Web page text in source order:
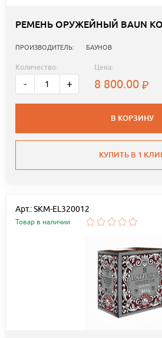
РЕМЕНЬ ОРУЖЕЙНЫЙ BAUN
ПРОИЗВОДИТЕЛЬ: БАУНОВ
Количество:
- +
Цена:
8 800.00
В КОРЗИНУ
КУПИТЬ В 1
Арт.: SKM-EL320012
Товар в наличии